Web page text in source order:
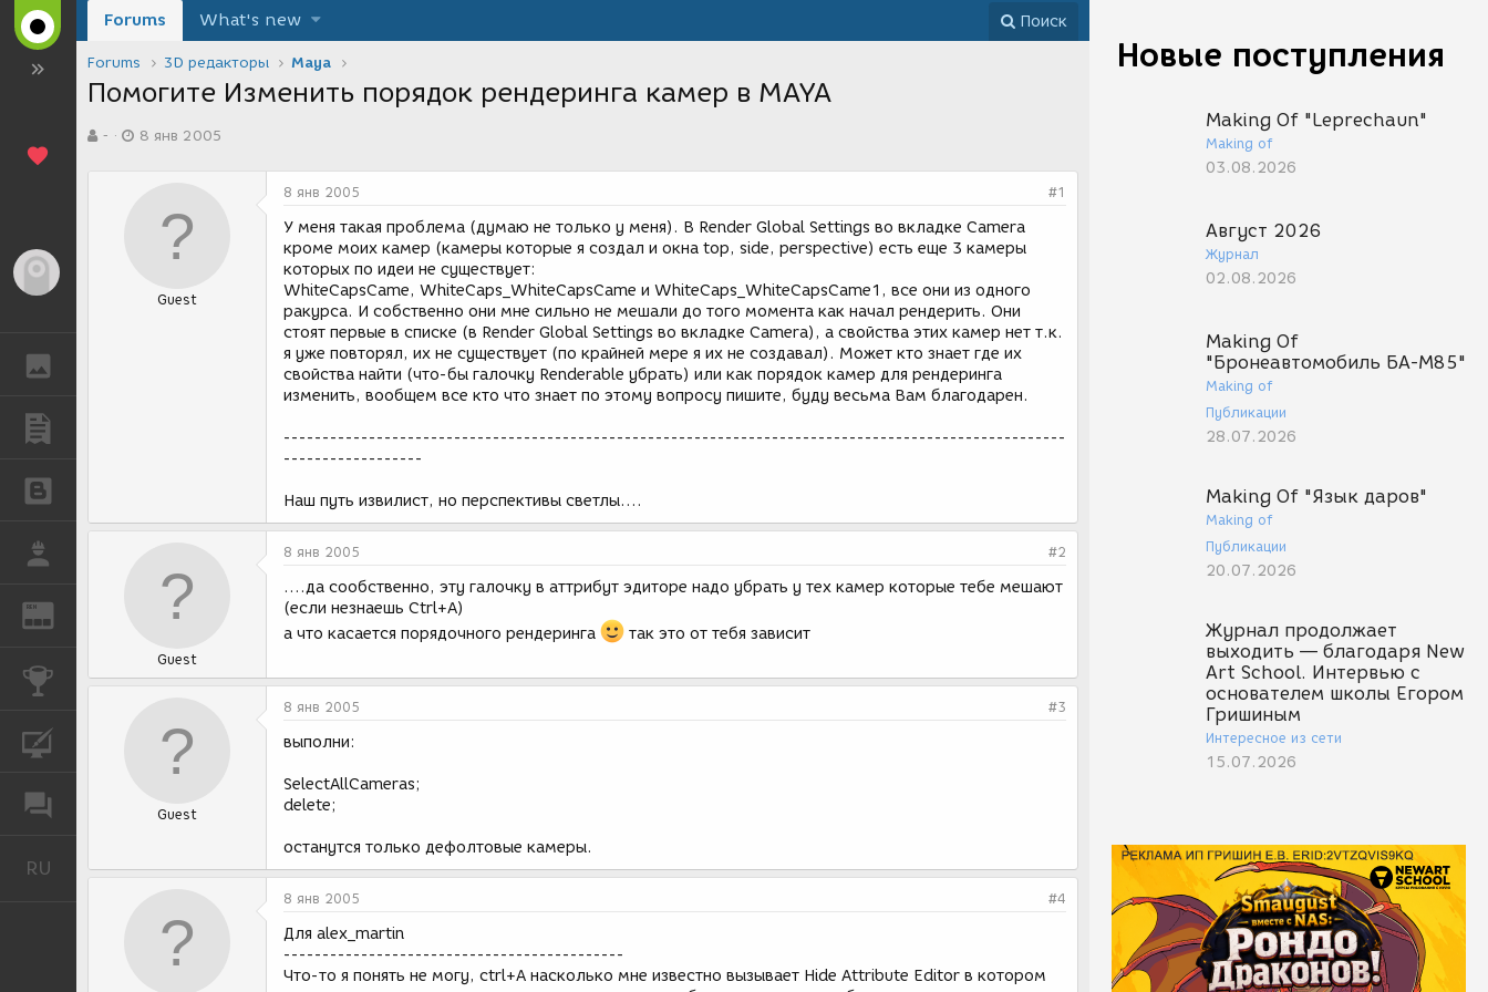
REN
КОНКУРСЫ
RU Русский
Новые поступления
Making Of "Leprechaun"
Making of
03.08.2026
Август 2026
Журнал
02.08.2026
Making Of
"Бронеавтомобиль БА-М85"
Making of
Публикации
28.07.2026
Making Of "Язык даров"
Making of
Публикации
20.07.2026
Журнал продолжает
выходить — благодаря New
Art School. Интервью с
основателем школы Егором
Гришиным
Интересное из сети
15.07.2026
Forums What's new Поиск
Forums 3D редакторы Maya
Помогите Изменить порядок рендеринга камер в MAYA
в-
а
8 янв 2005
Guest
8 янв 2005 #1
У меня такая проблема (думаю не только у меня). В Render Global Settings во вкладке Camera
кроме моих камер (камеры которые я создал и окна top, side, perspective) есть еще 3 камеры
которых по идеи не существует:
WhiteCapsCame, WhiteCaps_WhiteCapsCame и WhiteCaps_WhiteCapsCame1, все они из одного
ракурса. И собственно они мне сильно не мешали до того момента как начал рендерить. Они
стоят первые в списке (в Render Global Settings во вкладке Camera), а свойства этих камер нет т.к.
я уже повторял, их не существует (по крайней мере я их не создавал). Может кто знает где их
свойства найти (что-бы галочку Renderable убрать) или как порядок камер для рендеринга
изменить, вообщем все кто что знает по этому вопросу пишите, буду весьма Вам благодарен.
-----------------------------------------------------------------------------------------------------
------------------
Наш путь извилист, но перспективы светлы....
Guest
8 янв 2005 #2
....да сообственно, эту галочку в аттрибут эдиторе надо убрать у тех камер которые тебе мешают
(если незнаешь Ctrl+A)
а что касается порядочного рендеринга
так это от тебя зависит
Guest
8 янв 2005 #3
выполни:
SelectAllCameras;
delete;
останутся только дефолтовые камеры.
8 янв 2005 #4
Для alex_martin
--------------------------------------------
Что-то я понять не могу, ctrl+A насколько мне известно вызывает Hide Attribute Editor в котором